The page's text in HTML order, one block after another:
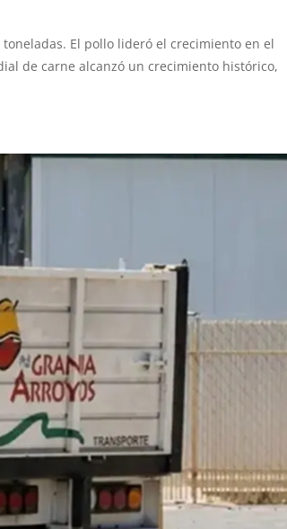
El pollo lideró el crecimiento en el
de carne alcanzó un crecimiento histórico,